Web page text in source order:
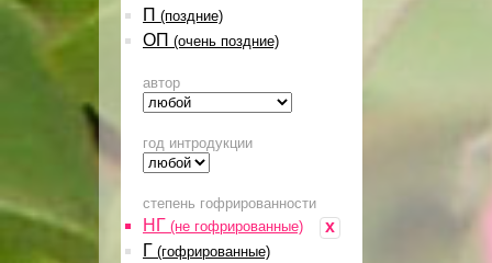
П (поздние)
ОП (очень поздние)
автор
год интродукции
степень гофрированности
x
НГ (не гофрированные)
Г (гофрированные)